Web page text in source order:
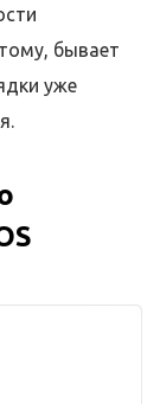
бывает
уже